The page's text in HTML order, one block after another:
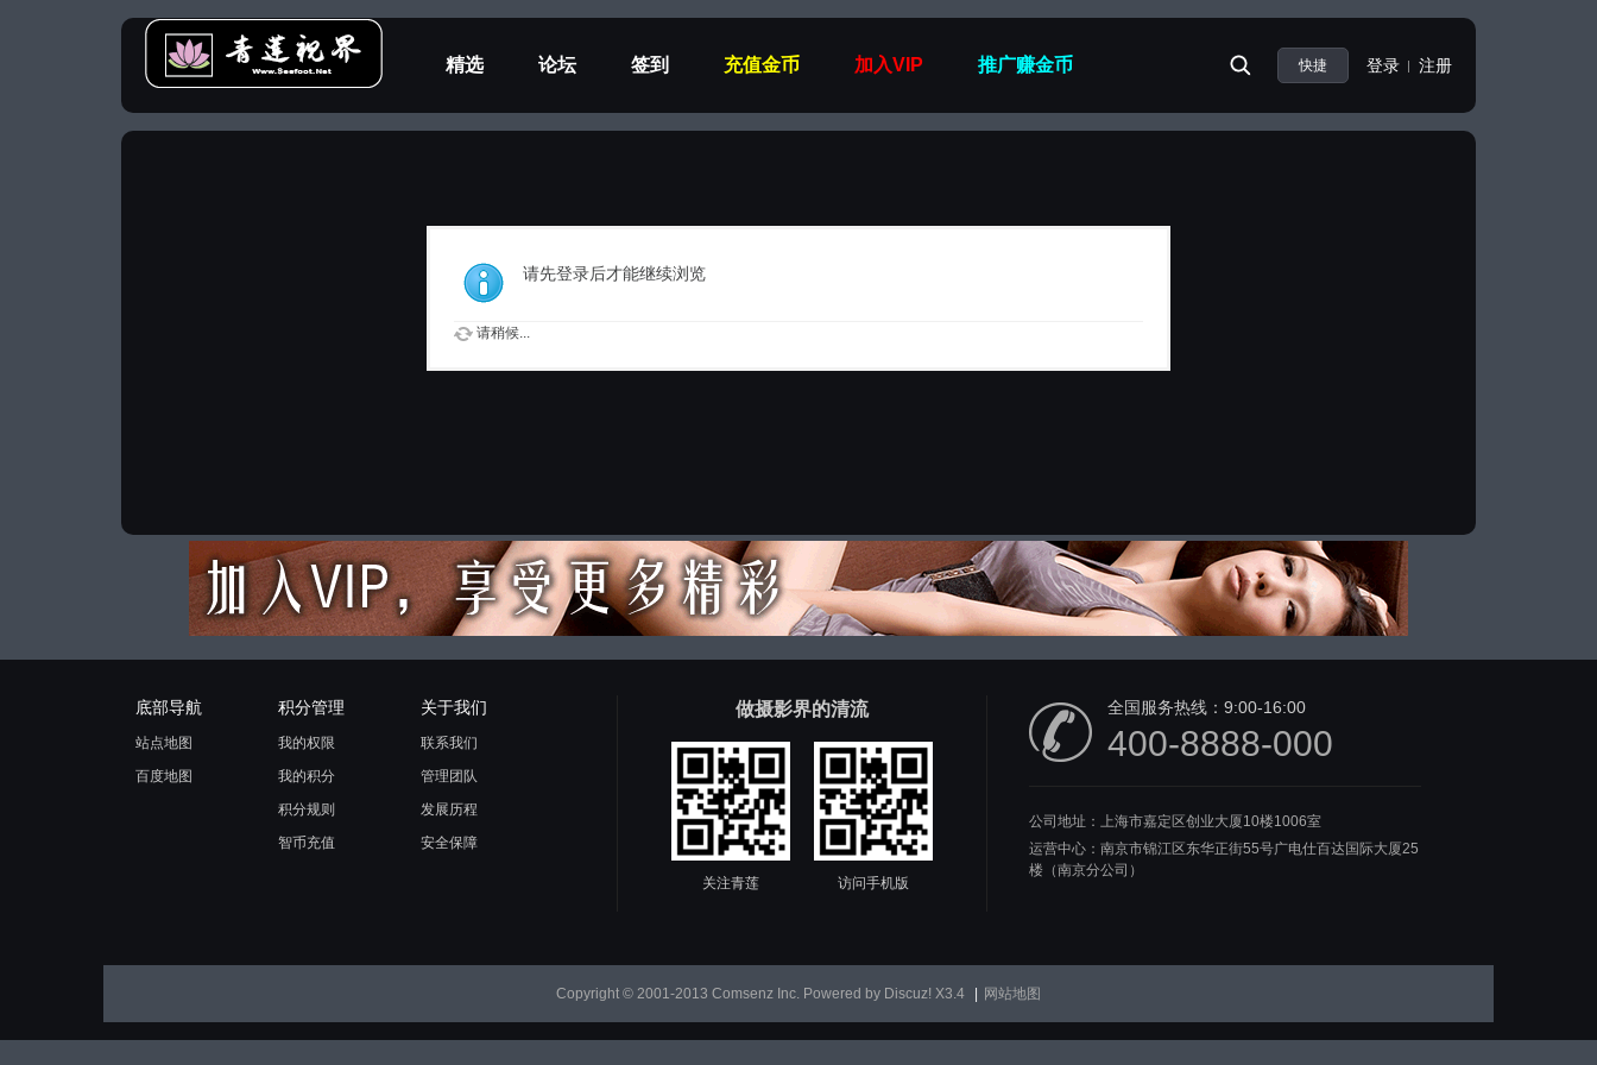
精选 论坛 签到 充值金币 加入VIP 推广赚金币 快捷 登录 注册
请先登录后才能继续浏览
请稍候...
底部导航
站点地图
百度地图
积分管理
我的权限
我的积分
积分规则
智币充值
关于我们
联系我们
管理团队
发展历程
安全保障
做摄影界的清流
关注青莲 访问手机版
全国服务热线： 9:00-16:00
400-8888-000
公司地址：上海市嘉定区创业大厦10楼1006室
运营中心：南京市锦江区东华正街55号广电仕百达国际大厦25
楼（南京分公司）
Copyright © 2001-2013 Comsenz Inc. Powered by Discuz! X3.4 网站地图